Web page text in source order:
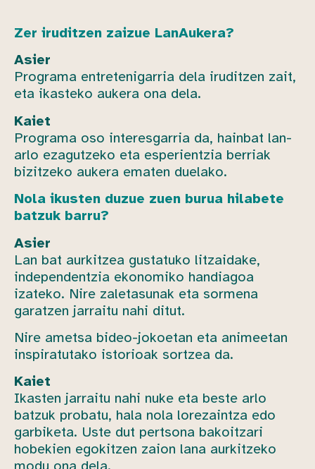
Zer iruditzen zaizue LanAukera?
Asier
Programa entretenigarria dela iruditzen zait,
eta ikasteko aukera ona dela.
Kaiet
Programa oso interesgarria da, hainbat lan-
arlo ezagutzeko eta esperientzia berriak
bizitzeko aukera ematen duelako.
Nola ikusten duzue zuen burua hilabete
batzuk barru?
Asier
Lan bat aurkitzea gustatuko litzaidake,
independentzia ekonomiko handiagoa
izateko. Nire zaletasunak eta sormena
garatzen jarraitu nahi ditut.
Nire ametsa bideo-jokoetan eta animeetan
inspiratutako istorioak sortzea da.
Kaiet
Ikasten jarraitu nahi nuke eta beste arlo
batzuk probatu, hala nola lorezaintza edo
garbiketa. Uste dut pertsona bakoitzari
hobekien egokitzen zaion lana aurkitzeko